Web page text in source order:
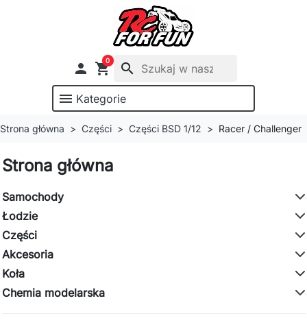
 shopping_cart
0
search
menu Kategorie
Strona główna Części Części BSD 1/12 Racer / Challenger
Strona główna
Samochody
Łodzie
Części
Akcesoria
Koła
Chemia modelarska